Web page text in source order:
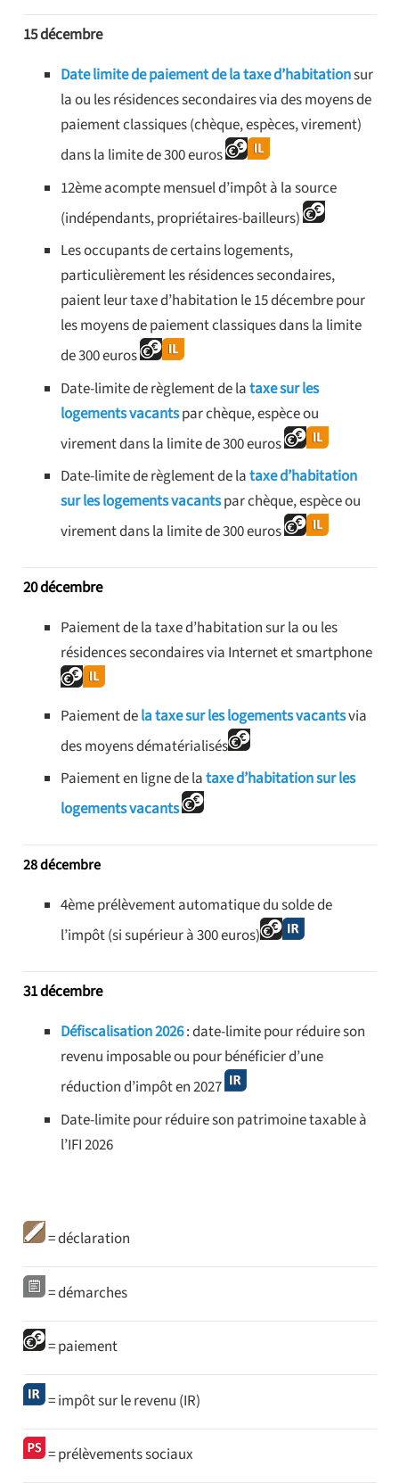
15 décembre
Date limite de paiement de la taxe d’habitationsur
la ou les résidences secondaires via des moyens de
paiement classiques (chèque, espèces, virement)
dans la limite de 300 euros
12ème acompte mensuel d’impôt à la source
(indépendants, propriétaires-bailleurs)
Les occupants de certains logements,
particulièrement les résidences secondaires,
paient leur taxe d’habitation le 15 décembre pour
les moyens de paiement classiques dans la limite
de 300 euros
Date-limite de règlement de lataxe sur les
logements vacantspar chèque, espèce ou
virement dans la limite de 300 euros
Date-limite de règlement de lataxe d’habitation
sur les logements vacantspar chèque, espèce ou
virement dans la limite de 300 euros
20 décembre
Paiement de la taxe d’habitation sur la ou les
résidences secondaires via Internet et smartphone
Paiement dela taxe sur les logements vacantsvia
des moyens dématérialisés
Paiement en ligne de lataxe d’habitation sur les
logements vacants
28 décembre
4ème prélèvement automatique du solde de
l’impôt (si supérieur à 300 euros)
31 décembre
Défiscalisation 2026: date-limite pour réduire son
revenu imposable ou pour bénéficier d’une
réduction d’impôt en 2027
Date-limite pour réduire son patrimoine taxable à
l’IFI 2026
= déclaration
= démarches
= paiement
= impôt sur le revenu (IR)
= prélèvements sociaux